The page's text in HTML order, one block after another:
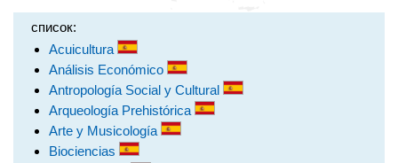
список:
Acuicultura
Análisis Económico
Antropología Social y Cultural
Arqueología Prehistórica
Arte y Musicología
Biociencias